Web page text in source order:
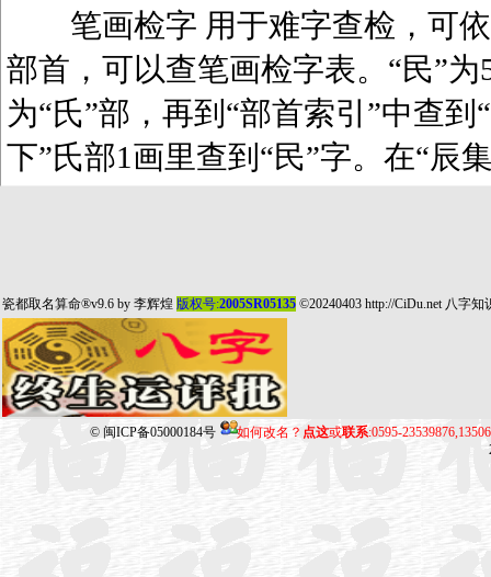
笔画检字 用于难字查检，可依
部首，可以查笔画检字表。“民”
为“氏”部，再到“部首索引”中查到
下”氏部1画里查到“民”字。在“辰
瓷都取名算命®v9.6 by 李辉煌 版权号:2005SR05135 ©20240403 http://CiDu.net 八字知
© 闽ICP备05000184号 如何改名？ 点这或联系:0595-